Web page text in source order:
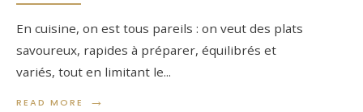
En cuisine, on est tous pareils : on veut des plats
savoureux, rapides à préparer, équilibrés et
variés, tout en limitant le...
READ MORE →